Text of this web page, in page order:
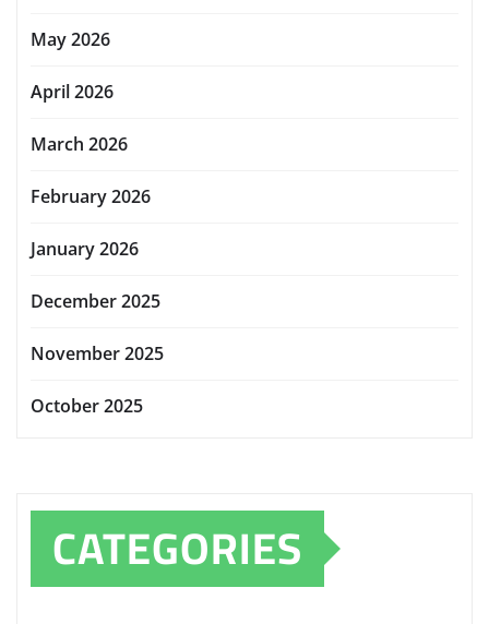
May 2026
April 2026
March 2026
February 2026
January 2026
December 2025
November 2025
October 2025
CATEGORIES